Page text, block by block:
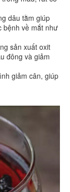
dâu tằm giúp
bệnh về mắt như
sản xuất oxit
đông và giảm
giảm cân, giúp